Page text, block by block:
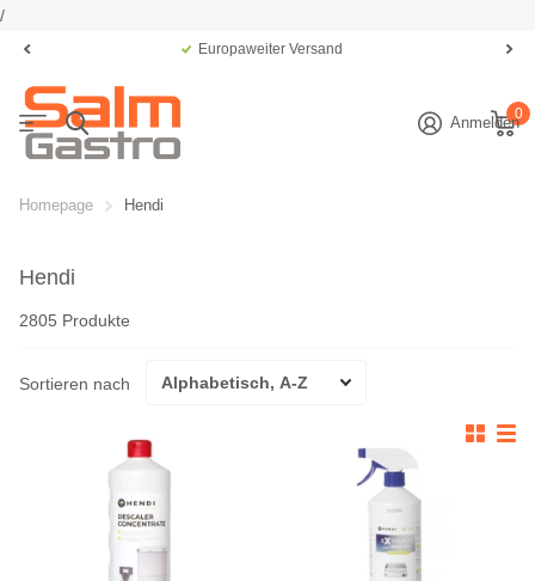
/
Europaweiter Versand
Anmelden0
Homepage Hendi
Hendi
2805 Produkte
Sortieren nach